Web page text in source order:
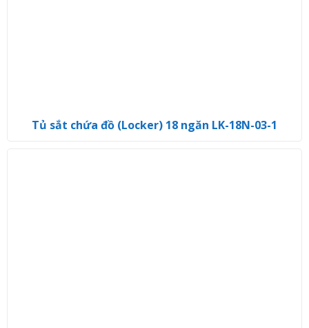
Tủ sắt chứa đồ (Locker) 18 ngăn LK-18N-03-1